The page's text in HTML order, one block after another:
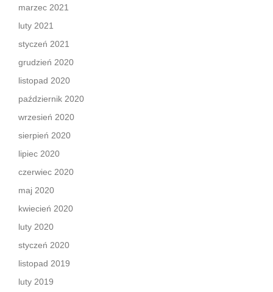
marzec 2021
luty 2021
styczeń 2021
grudzień 2020
listopad 2020
październik 2020
wrzesień 2020
sierpień 2020
lipiec 2020
czerwiec 2020
maj 2020
kwiecień 2020
luty 2020
styczeń 2020
listopad 2019
luty 2019